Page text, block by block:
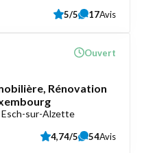
5/5 17Avis
Rénovation
Esch-sur-Alzette
Ouvert
4,74/5 54Avis